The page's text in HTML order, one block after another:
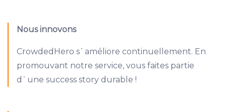
Nous innovons
CrowdedHero s`améliore continuellement. En
promouvant notre service, vous faites partie
d`une success story durable !